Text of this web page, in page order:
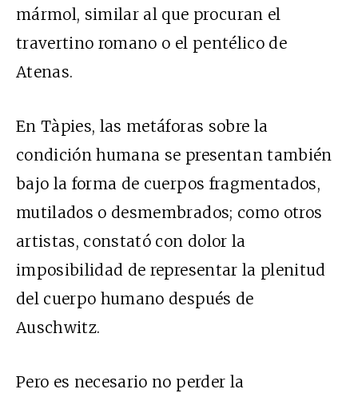
mármol, similar al que procuran el
travertino romano o el pentélico de
Atenas.
En Tàpies, las metáforas sobre la
condición humana se presentan también
bajo la forma de cuerpos fragmentados,
mutilados o desmembrados; como otros
artistas, constató con dolor la
imposibilidad de representar la plenitud
del cuerpo humano después de
Auschwitz.
Pero es necesario no perder la